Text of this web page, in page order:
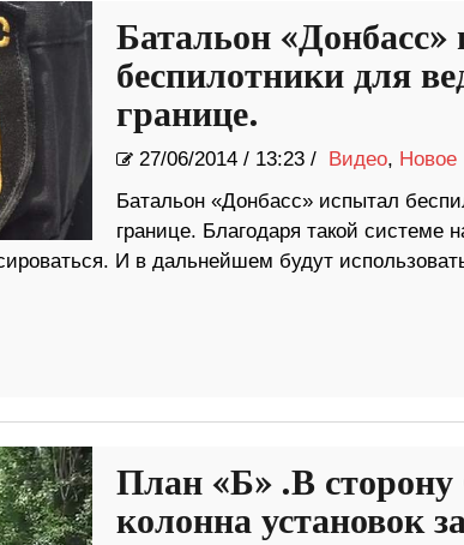
Батальон «Донбасс»
беспилотники для
границе.
27/06/2014/ 13:23 / Видео, Новое
Батальон «Донбасс» испытал
границе. Благодаря такой
И в дальнейшем будут
План «Б» .В сторону
колонна установок